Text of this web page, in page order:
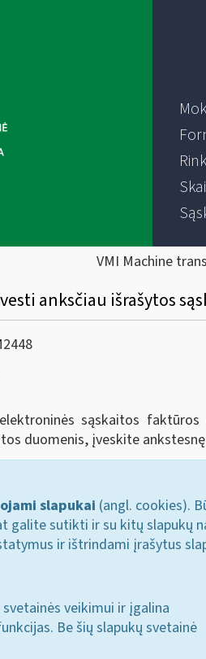
VMI Machine
anksčiau išrašytos
sąskaitos
duomenis, įveskite
slapukai (angl. cookies).
galite sutikti ir su kitų slapukų
ir ištrindami įrašytus
veikimui ir įgalina
Be šių slapukų svetainė